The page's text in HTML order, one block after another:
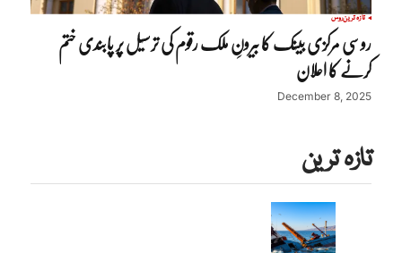
تازہ ترینروس
روسی مرکزی بینک کا بیرونِ ملک رقوم کی ترسیل پر پابندی ختم
کرنے کا اعلان
December 8, 2025
تازہ ترین